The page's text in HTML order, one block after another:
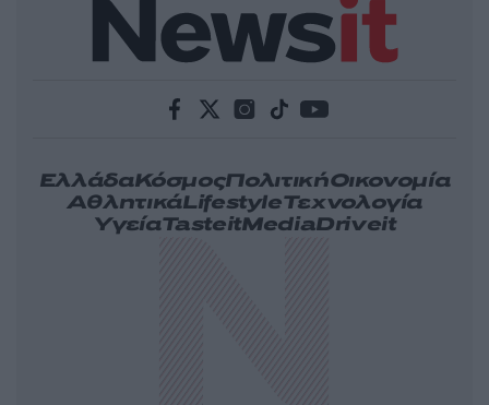
ΕλλάδαΚόσμοςΠολιτικήΟικονομία
ΑθλητικάLifestyleΤεχνολογία
ΥγείαTasteitMediaDriveit